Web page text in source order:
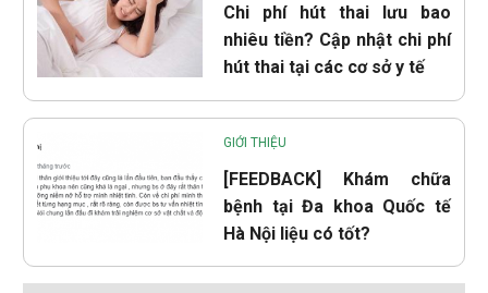
Chi phí hút thai lưu bao
nhiêu tiền? Cập nhật chi phí
hút thai tại các cơ sở y tế
GIỚI THIỆU
[FEEDBACK] Khám chữa
bệnh tại Đa khoa Quốc tế
Hà Nội liệu có tốt?